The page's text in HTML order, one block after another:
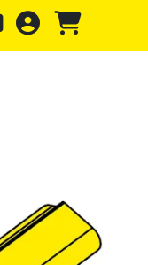
tête de la page